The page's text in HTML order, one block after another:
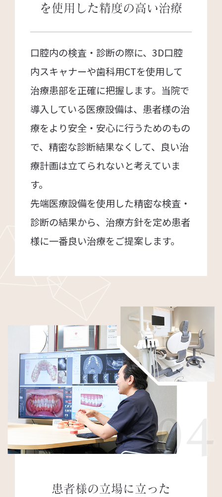
を使用した精度の高い治療
口腔内の検査・診断の際に、3D口腔
内スキャナーや歯科用CTを使用して
治療患部を正確に把握します。当院で
導入している医療設備は、患者様の治
療をより安全・安心に行うためのもの
で、精密な診断結果なくして、良い治
療計画は立てられないと考えていま
す。
先端医療設備を使用した精密な検査・
診断の結果から、治療方針を定め患者
様に一番良い治療をご提案します。
04
患者様の立場に立った